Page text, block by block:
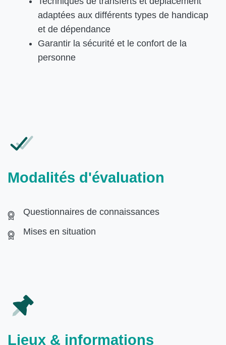
adaptées aux différents types de handicap
et de dépendance
Garantir la sécurité et le confort de la
personne
Modalités d'évaluation
Questionnaires de connaissances
Mises en situation
Lieux & informations